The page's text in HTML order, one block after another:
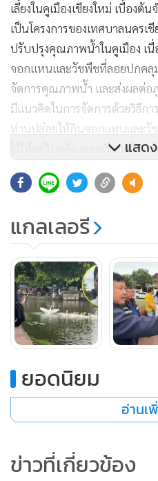
เลี้ยงในคูเมืองเชียงใหม่ เบื้องต้
เป็นโครงการของเทศบาลนครเ
ปรับปรุงคุณภาพน้ำในคูเมือง เ
จอกแหนและวัชพืชที่ลอยปกคลุ
จัดการคุณภาพน้ำ และส่งผลต่อ
มีแนวคิดในการจัดการด้วยวิธีกา
ห่านปล่อยให้กินจอกแหนและวัช
ไว้ให้อยู่ริมตลิ่งและเตรียมสร้าง
ตลาดประตูเชียงใหม่แล้ว ยังเต
กังวลต่างๆ นั้น นายอัศนีกล่าวว่
การจัดเจ้าหน้าที่ให้คอยสังเกตก
แสด
แกลเลอรี
ยอดนิยม
อ่านเ
ข่าวที่เกี่ยวข้อง